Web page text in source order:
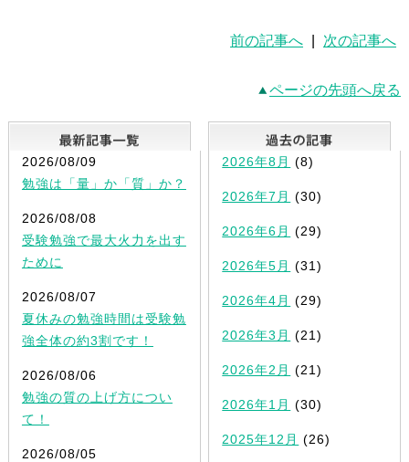
前の記事へ 次の記事へ
ページの先頭へ戻る
最新記事一覧
2026/08/09
勉強は「量」か「質」か？
2026/08/08
受験勉強で最大火力を出す
ために
2026/08/07
夏休みの勉強時間は受験勉
強全体の約3割です！
2026/08/06
勉強の質の上げ方につい
て！
2026/08/05
2026年8月 (8)
2026年7月 (30)
2026年6月 (29)
2026年5月 (31)
2026年4月 (29)
2026年3月 (21)
2026年2月 (21)
2026年1月 (30)
2025年12月 (26)